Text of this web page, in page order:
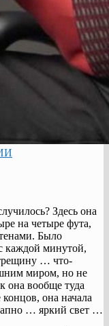
Здесь она
на четыре фута,
Было
каждой минутой,
… что-
миром, но не
она вообще туда
она начала
… яркий свет …